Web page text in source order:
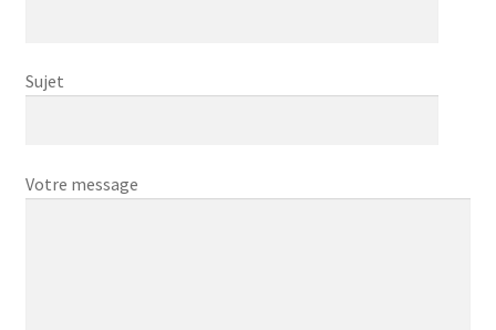
Sujet
Votre message